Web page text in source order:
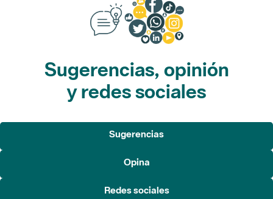
Sugerencias, opinión
y redes sociales
Sugerencias
Opina
Redes sociales